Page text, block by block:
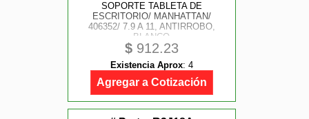
SOPORTE TABLETA DE
ESCRITORIO/ MANHATTAN/
406352/ 7.9 A 11, ANTIRROBO,
BLANCO
$ 912.23
Existencia Aprox: 4
Agregar a Cotización